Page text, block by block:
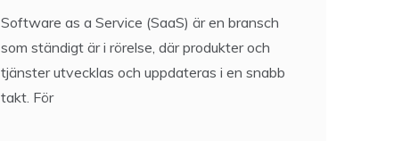
Software as a Service (SaaS) är en bransch
som ständigt är i rörelse, där produkter och
tjänster utvecklas och uppdateras i en snabb
takt. För